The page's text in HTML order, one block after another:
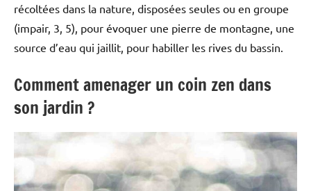
récoltées dans la nature, disposées seules ou en groupe
(impair, 3, 5), pour évoquer une pierre de montagne, une
source d’eau qui jaillit, pour habiller les rives du bassin.
Comment amenager un coin zen dans
son jardin ?